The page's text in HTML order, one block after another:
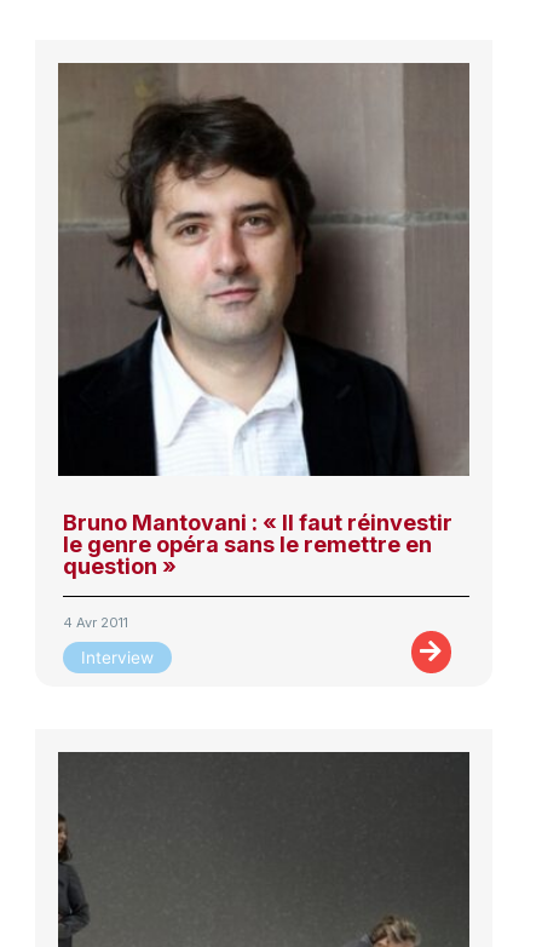
Bruno Mantovani : « Il faut réinvestir
le genre opéra sans le remettre en
question »
4 Avr 2011
Interview